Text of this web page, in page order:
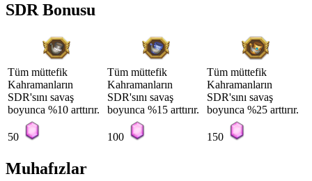
SDR Bonusu
Tüm müttefik
Kahramanların
SDR'sını savaş
boyunca %10 arttırır.
Tüm müttefik
Kahramanların
SDR'sını savaş
boyunca %15 arttırır.
Tüm müttefik
Kahramanların
SDR'sını savaş
boyunca %25 arttırır.
50 100 150
Muhafızlar